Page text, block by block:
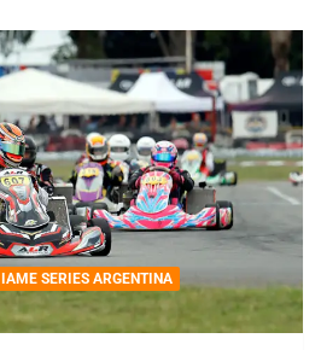
IAME SERIES ARGENTINA